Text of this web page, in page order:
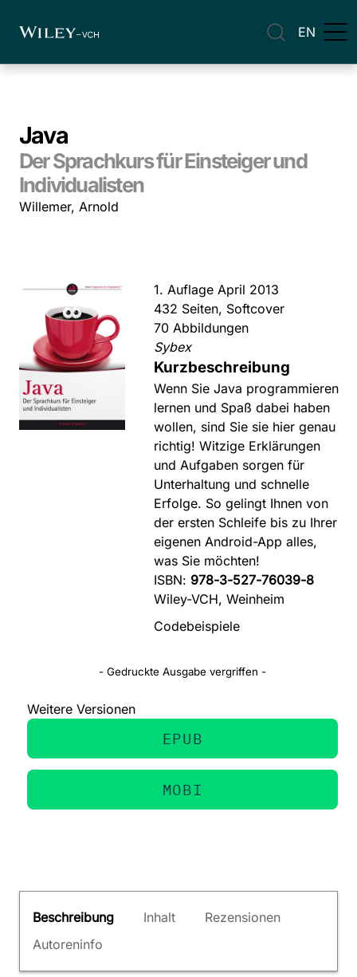
EN
Java
Der Sprachkurs für Einsteiger und
Individualisten
Willemer, Arnold
1. Auflage April 2013
432 Seiten, Softcover
70 Abbildungen
Sybex
Kurzbeschreibung
Wenn Sie Java programmieren
lernen und Spaß dabei haben
wollen, sind Sie sie hier genau
richtig! Witzige Erklärungen
und Aufgaben sorgen für
Unterhaltung und schnelle
Erfolge. So gelingt Ihnen von
der ersten Schleife bis zu Ihrer
eigenen Android-App alles,
was Sie möchten!
ISBN: 978-3-527-76039-8
Wiley-VCH, Weinheim
Codebeispiele
- Gedruckte Ausgabe vergriffen -
Weitere Versionen
EPUB
MOBI
Beschreibung Inhalt
Rezensionen
Autoreninfo